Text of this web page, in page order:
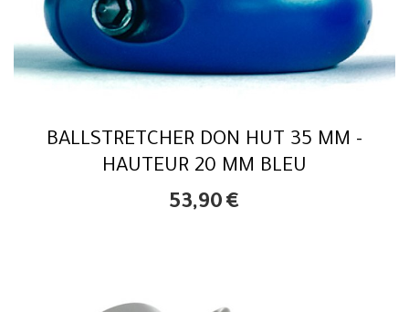
BALLSTRETCHER DON HUT 35 MM -
HAUTEUR 20 MM BLEU
53,90 €